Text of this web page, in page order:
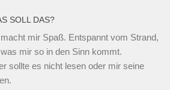
SOLL DAS?
mir Spaß. Entspannt vom Strand,
mir so in den Sinn kommt.
sollte es nicht lesen oder mir seine